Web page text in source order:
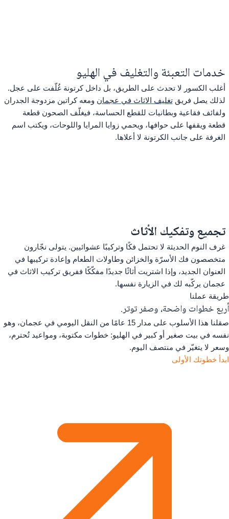
خدمات التعبئة والتغليف في الهليو
أغلب الكسور لا تحدث على الطريق، بل داخل كرتونة غُلّفت على عجل.
لذلك يصل فريقتغليف الاثاث في عجمان ومعه كراتين مزدوجة الجدران
ولفائف فقاعية وبطانيات للقطع الحساسة، فيغلّف الصحون قطعة
قطعة ويقفها على حوافها، ويحمي زوايا المرايا واللوحات، ويكتب اسم
الغرفة على جانب الكرتونة لا أعلاها.
تجميع وتفكيك الأثاث
غرف النوم الحديثة لا تحتمل فكًا وتركيبًا عشوائيين. يتولى نجّارون
متخصصون فك الأسرّة والخزائن وطاولات الطعام وإعادة تركيبها في
العنوان الجديد، وإذا اشتريت أثاثًا جديدًا مفكّكًا ففريق تركيب الاثاث في
عجمان يركّبه لك في الزيارة نفسها.
طريقة عملنا
أربع خطوات واضحة، وصفر توتر.
صقلنا هذا الأسلوب على مدار 15 عامًا من النقل اليومي في عجمان، وهو
نفسه في بيت صغير أو كبير في الهليو: خطوات مكتوبة، ومواعيد تُحترم،
وسعر لا يتغيّر في منتصف اليوم.
ابدأ خطوتك الأولى